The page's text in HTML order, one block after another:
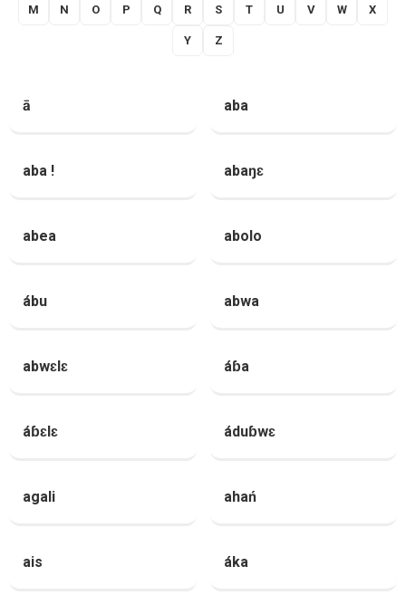
M N O P Q R S T U V W X
Y Z
ā aba
aba ! abaŋɛ
abea abolo
ábu abwa
abwɛlɛ áɓa
áɓɛlɛ áduɓwɛ
agali ahań
ais áka